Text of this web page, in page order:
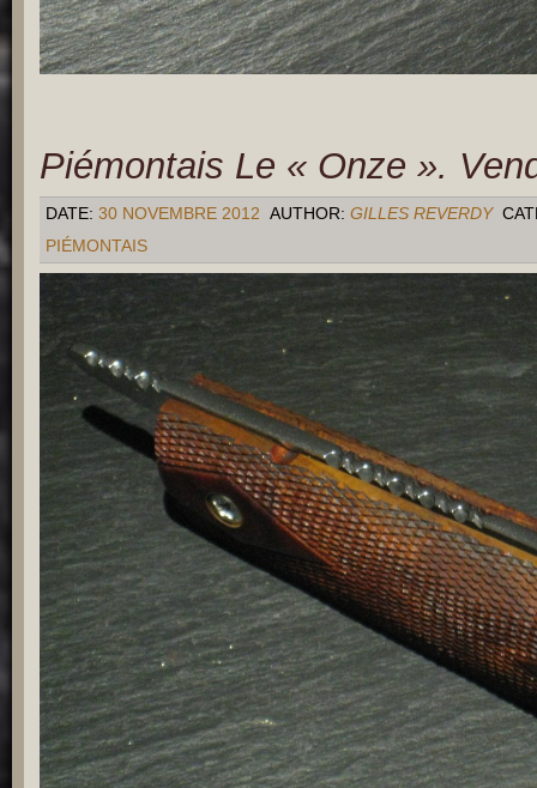
Piémontais Le « Onze ».
DATE: 30 NOVEMBRE 2012 AUTHOR: GILLES REVERDY
PIÉMONTAIS